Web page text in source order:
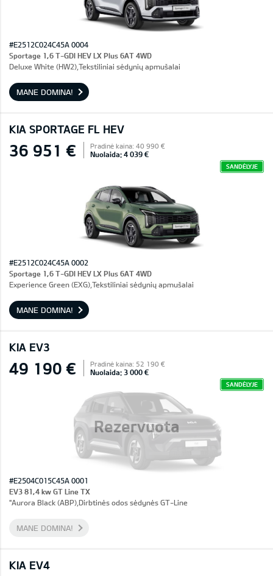
#E2512C024C45A 0004
Sportage 1,6 T-GDI HEV LX Plus 6AT 4WD
Deluxe White (HW2),Tekstiliniai sėdynių apmušalai
MANE DOMINA!
KIA SPORTAGE FL HEV
36 951 € Pradinė kaina: 40 990 €
Nuolaida: 4 039 €
SANDĖLYJE
#E2512C024C45A 0002
Sportage 1,6 T-GDI HEV LX Plus 6AT 4WD
Experience Green (EXG),Tekstiliniai sėdynių apmušalai
MANE DOMINA!
KIA EV3
Rezervuota
49 190 € Pradinė kaina: 52 190 €
Nuolaida: 3 000 €
SANDĖLYJE
#E2504C015C45A 0001
EV3 81,4 kw GT Line TX
"Aurora Black (ABP),Dirbtinės odos sėdynės GT-Line
MANE DOMINA!
KIA EV4